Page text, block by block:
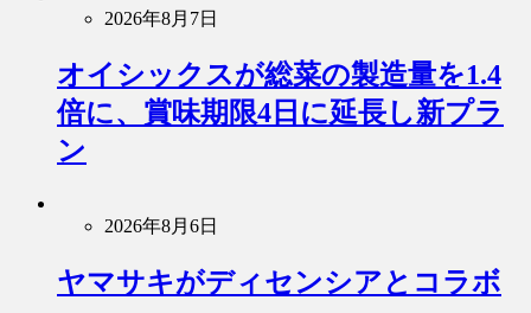
2026年8月7日
オイシックスが総菜の製造量を1.4
倍に、賞味期限4日に延長し新プラ
ン
2026年8月6日
ヤマサキがディセンシアとコラボ